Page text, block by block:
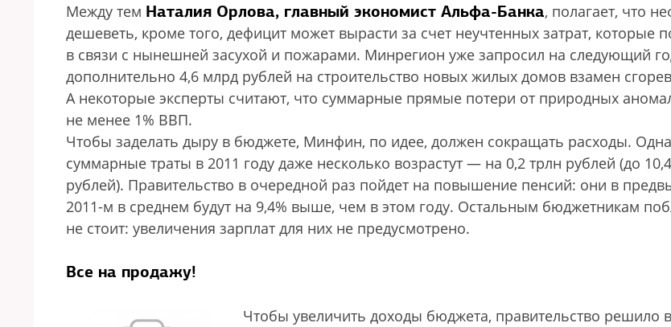
Между тем Наталия Орлова, главный экономист Альфа-Банка, полагает, что
дешеветь, кроме того, дефицит может вырасти за счет неучтенных затрат, которые
в связи с нынешней засухой и пожарами. Минрегион уже запросил на следующий
дополнительно 4,6 млрд рублей на строительство новых жилых домов взамен
А некоторые эксперты считают, что суммарные прямые потери от природных
не менее 1% ВВП.
Чтобы заделать дыру в бюджете, Минфин, по идее, должен сокращать расходы.
суммарные траты в 2011 году даже несколько возрастут — на 0,2 трлн рублей (до
рублей). Правительство в очередной раз пойдет на повышение пенсий: они в
2011-м в среднем будут на 9,4% выше, чем в этом году. Остальным бюджетникам
не стоит: увеличения зарплат для них не предусмотрено.
Все на продажу!
Чтобы увеличить доходы бюджета, правительство решило